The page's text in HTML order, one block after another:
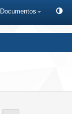
Documentos